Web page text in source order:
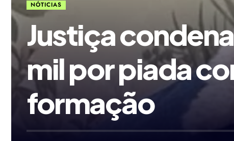
NÓTICIAS
Justiça
mil por piada
formação